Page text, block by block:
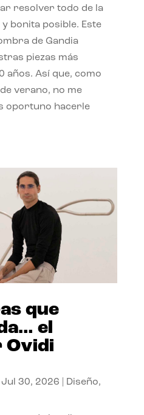
resolver todo de la
bonita posible. Este
de Gandia
piezas más
años. Así que, como
verano, no me
oportuno hacerle
que
el
Ovidi
Jul 30, 2026 Diseño,